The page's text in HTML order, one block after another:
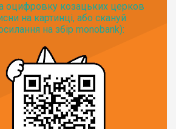
оцифровку козацьких церков
на картинці, або скануй
на збір monobank):